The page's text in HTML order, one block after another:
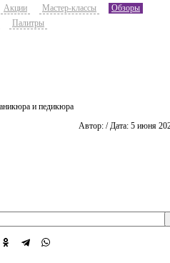
Акции Мастер-классы
Обзоры
Палитры
и педикюра
Автор: / Дата: 5 июня